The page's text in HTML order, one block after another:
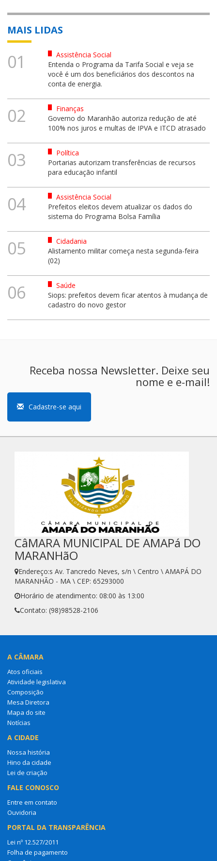
MAIS LIDAS
01
Assistência Social
Entenda o Programa da Tarifa Social e veja se
você é um dos beneficiários dos descontos na
conta de energia.
02
Finanças
Governo do Maranhão autoriza redução de até
100% nos juros e multas de IPVA e ITCD atrasado
03
Política
Portarias autorizam transferências de recursos
para educação infantil
04
Assistência Social
Prefeitos eleitos devem atualizar os dados do
sistema do Programa Bolsa Família
05
Cidadania
Alistamento militar começa nesta segunda-feira
(02)
06
Saúde
Siops: prefeitos devem ficar atentos à mudança de
cadastro do novo gestor
Receba nossa Newsletter. Deixe seu
nome e e-mail!
Cadastre-se aqui
CâMARA MUNICIPAL DE AMAPá DO
MARANHãO
Endereço:s Av. Tancredo Neves, s/n \ Centro \ AMAPÁ DO
MARANHÃO - MA \ CEP: 65293000
Horário de atendimento: 08:00 às 13:00
Contato: (98)98528-2106
A CÂMARA
Atos oficiais
Atividade legislativa
Composição
Mesa Diretora
Mapa do site
Notícias
A CIDADE
Nossa história
Hino da cidade
Lei de criação
FALE CONOSCO
Entre em contato
Ouvidoria
PORTAL DA TRANSPARÊNCIA
Lei nº 12.527/2011
Folha de pagamento